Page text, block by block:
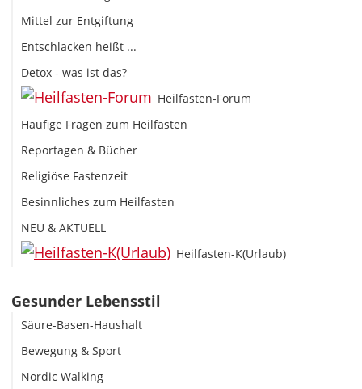
Mittel zur Entgiftung
Entschlacken heißt ...
Detox - was ist das?
Heilfasten-Forum
Häufige Fragen zum Heilfasten
Reportagen & Bücher
Religiöse Fastenzeit
Besinnliches zum Heilfasten
NEU & AKTUELL
Heilfasten-K(Urlaub)
Gesunder Lebensstil
Säure-Basen-Haushalt
Bewegung & Sport
Nordic Walking